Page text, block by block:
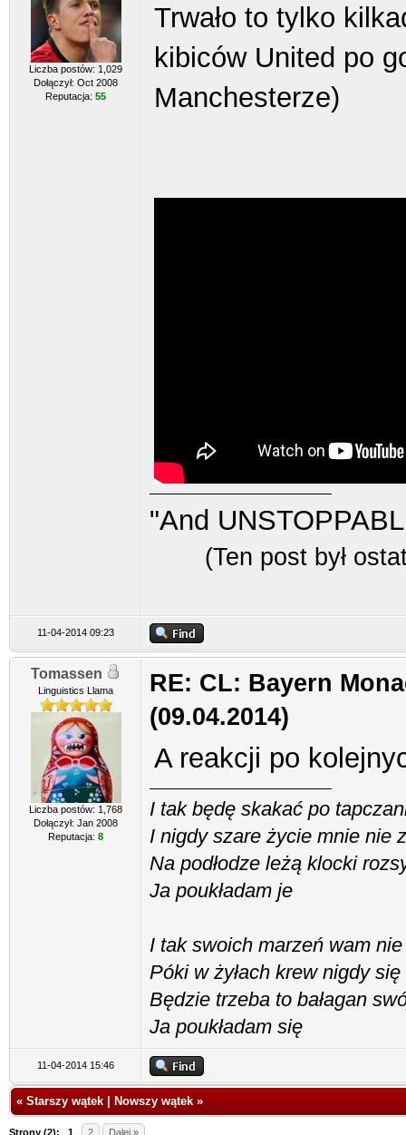
Liczba postów: 1,029
Dołączył: Oct 2008
Reputacja: 55
Trwało to tylko
kibiców United po
Manchesterze)
"And
(Ten post był
11-04-2014 09:23
Tomassen
Linguistics Llama
Liczba postów: 1,768
Dołączył: Jan 2008
Reputacja: 8
RE: CL: Bayern
(09.04.2014)
A reakcji po
I tak będę skakać po
I nigdy szare życie mnie nie
Na podłodze leżą klocki
Ja poukładam je
I tak swoich marzeń wam
Póki w żyłach krew nigdy
Będzie trzeba to bałagan
Ja poukładam się
11-04-2014 15:46
« Starszy wątek Nowszy wątek »
Strony (2): 1 2 Dalej »